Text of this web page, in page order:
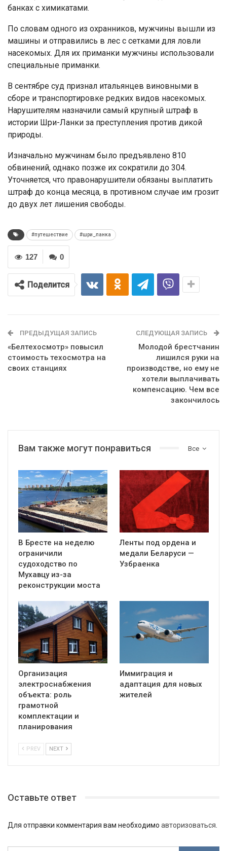
банках с химикатами.
По словам одного из охранников, мужчины вышли из
машины и отправились в лес с сетками для ловли
насекомых. Для их приманки мужчины использовали
специальные приманки.
В сентябре суд признал итальянцев виновными в
сборе и транспортировке редких видов насекомых.
Нарушителям назначили самый крупный штраф в
истории Шри-Ланки за преступления против дикой
природы.
Изначально мужчинам было предъявлено 810
обвинений, однако позже их сократили до 304.
Уточняется, что правонарушители обязаны выплатить
штраф до конца месяца, в противном случае им грозит
до двух лет лишения свободы.
#путешествие #шри_ланка
0
127
Поделится
ПРЕДЫДУЩАЯ ЗАПИСЬ
«Белтехосмотр» повысил
стоимость техосмотра на
своих станциях
СЛЕДУЮЩАЯ ЗАПИСЬ
Молодой брестчанин
лишился руки на
производстве, но ему не
хотели выплачивать
компенсацию. Чем все
закончилось
Все
Вам также могут понравиться
В Бресте на неделю
ограничили
судоходство по
Мухавцу из-за
реконструкции моста
Ленты под ордена и
медали Беларуси —
Узбраенка
Организация
электроснабжения
объекта: роль
грамотной
комплектации и
планирования
Иммиграция и
адаптация для новых
жителей
PREV NEXT
Оставьте ответ
Для отправки комментария вам необходимо авторизоваться